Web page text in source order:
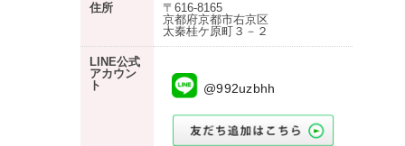
住所
〒616-8165
京都府京都市右京区
太秦桂ケ原町３－２
LINE公式
アカウン
ト
@992uzbhh